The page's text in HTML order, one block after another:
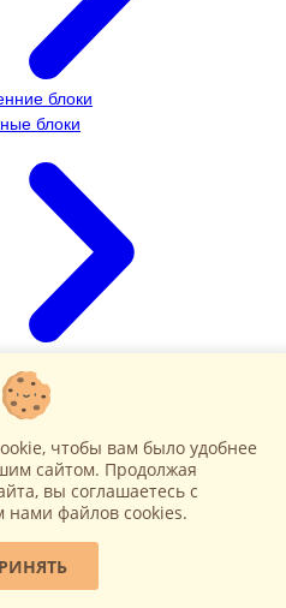
блоки
блоки
блоки
чтобы вам было удобнее
сайтом. Продолжая
вы соглашаетесь c
нами файлов cookies.